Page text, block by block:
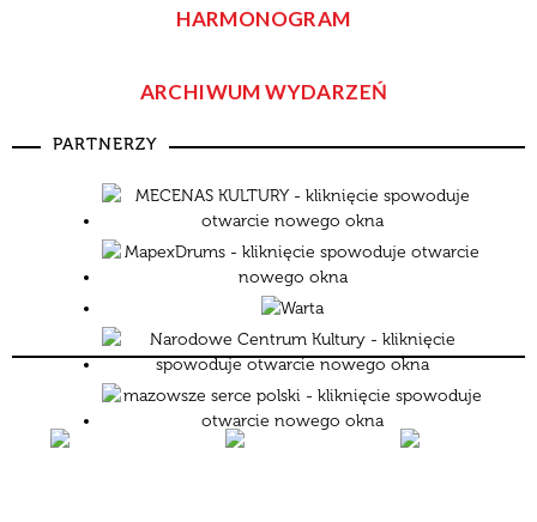
—
Miejsce
Organizator
Promowane
HARMONOGRAM
ARCHIWUM WYDARZEŃ